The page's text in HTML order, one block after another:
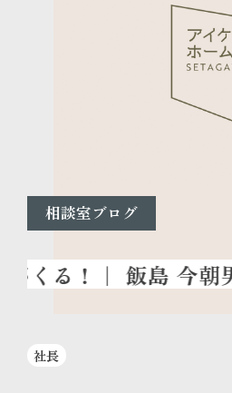
相談室ブログ
社長